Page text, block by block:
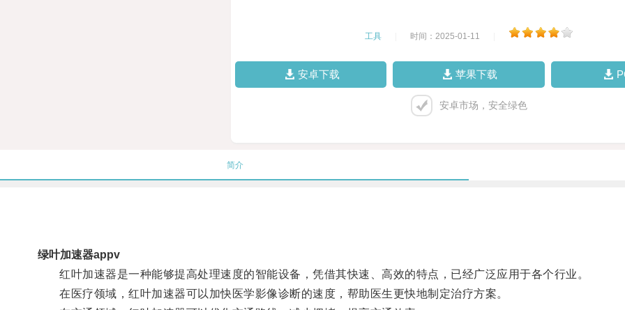
工具 时间：2025-01-11
安卓下载 苹果下载
安卓市场，安全绿色
简介
绿叶加速器appv
红叶加速器是一种能够提高处理速度的智能设备，凭借其快速、高效的特点，已经广泛应用于各个行业。
在医疗领域，红叶加速器可以加快医学影像诊断的速度，帮助医生更快地制定治疗方案。